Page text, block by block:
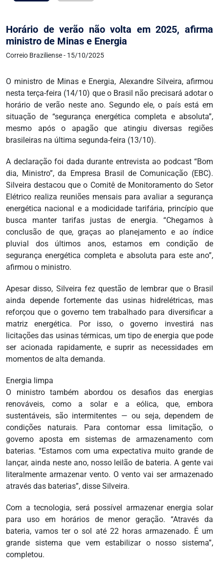
Horário de verão não volta em 2025, afirma
ministro de Minas e Energia
Correio Braziliense - 15/10/2025
O ministro de Minas e Energia, Alexandre Silveira, afirmou
nesta terça-feira (14/10) que o Brasil não precisará adotar o
horário de verão neste ano. Segundo ele, o país está em
situação de “segurança energética completa e absoluta”,
mesmo após o apagão que atingiu diversas regiões
brasileiras na última segunda-feira (13/10).
A declaração foi dada durante entrevista ao podcast “Bom
dia, Ministro”, da Empresa Brasil de Comunicação (EBC).
Silveira destacou que o Comitê de Monitoramento do Setor
Elétrico realiza reuniões mensais para avaliar a segurança
energética nacional e a modicidade tarifária, princípio que
busca manter tarifas justas de energia. “Chegamos à
conclusão de que, graças ao planejamento e ao índice
pluvial dos últimos anos, estamos em condição de
segurança energética completa e absoluta para este ano”,
afirmou o ministro.
Apesar disso, Silveira fez questão de lembrar que o Brasil
ainda depende fortemente das usinas hidrelétricas, mas
reforçou que o governo tem trabalhado para diversificar a
matriz energética. Por isso, o governo investirá nas
licitações das usinas térmicas, um tipo de energia que pode
ser acionada rapidamente, e suprir as necessidades em
momentos de alta demanda.
Energia limpa
O ministro também abordou os desafios das energias
renováveis, como a solar e a eólica, que, embora
sustentáveis, são intermitentes — ou seja, dependem de
condições naturais. Para contornar essa limitação, o
governo aposta em sistemas de armazenamento com
baterias. “Estamos com uma expectativa muito grande de
lançar, ainda neste ano, nosso leilão de bateria. A gente vai
literalmente armazenar vento. O vento vai ser armazenado
através das baterias”, disse Silveira.
Com a tecnologia, será possível armazenar energia solar
para uso em horários de menor geração. “Através da
bateria, vamos ter o sol até 22 horas armazenado. É um
grande sistema que vem estabilizar o nosso sistema”,
completou.